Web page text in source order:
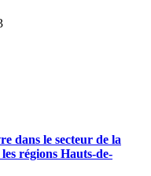
dans le secteur de la
régions Hauts-de-